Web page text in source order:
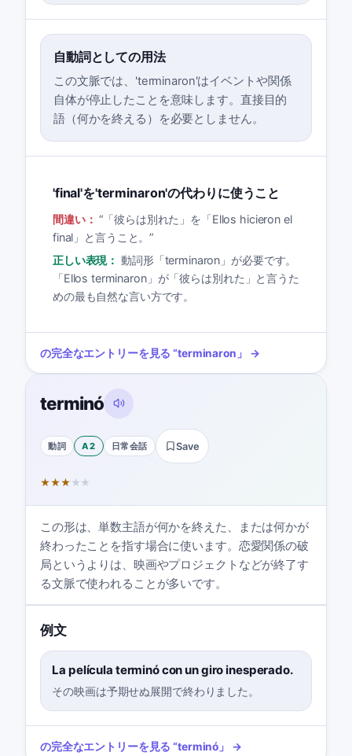
自動詞としての用法
この文脈では、'terminaron'はイベントや関係
自体が停止したことを意味します。直接目的
語（何かを終える）を必要としません。
'final'を'terminaron'の代わりに使うこと
間違い： “ 「彼らは別れた」を「Ellos hicieron el
final」と言うこと。”
正しい表現： 動詞形「terminaron」が必要です。
「Ellos terminaron」が「彼らは別れた」と言うた
めの最も自然な言い方です。
の完全なエントリーを見る “terminaron 」 →
terminó
動詞 A2 日常会話 Save
★★★ ★ ★
この形は、単数主語が何かを終えた、または何かが
終わったことを指す場合に使います。恋愛関係の破
局というよりは、映画やプロジェクトなどが終了す
る文脈で使われることが多いです。
例文
La película terminó con un giro inesperado.
その映画は予期せぬ展開で終わりました。
の完全なエントリーを見る “terminó 」 →